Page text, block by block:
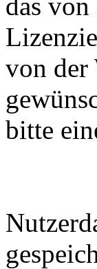
von der
bitte